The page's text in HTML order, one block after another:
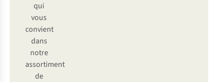
qui
vous
convient
dans
notre
assortiment
de